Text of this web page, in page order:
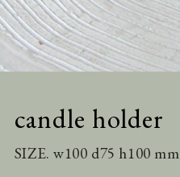
candle holder
SIZE. w100 d75 h100 mm